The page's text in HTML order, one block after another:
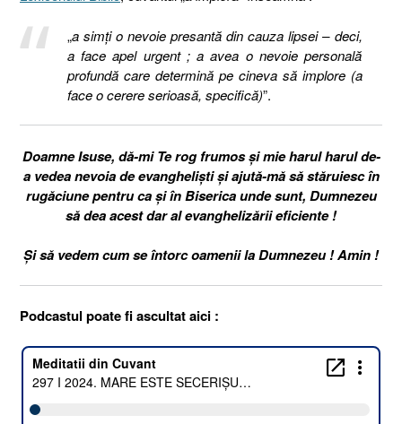
„a simți o nevoie presantă din cauza lipsei – deci,
a face apel urgent ; a avea o nevoie personală
profundă care determină pe cineva să implore (a
face o cerere serioasă, specifică)”.
Doamne Isuse, dă-mi Te rog frumos și mie harul harul de-
a vedea nevoia de evangheliști și ajută-mă să stăruiesc în
rugăciune pentru ca și în Biserica unde sunt, Dumnezeu
să dea acest dar al evanghelizării eficiente !
Și să vedem cum se întorc oamenii la Dumnezeu ! Amin !
Podcastul poate fi ascultat aici :